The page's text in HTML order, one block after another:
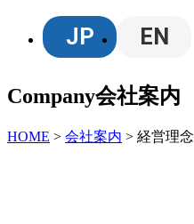
JP EN
Company会社案内
HOME > 会社案内 > 経営理念